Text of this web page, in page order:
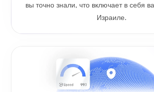
вы точно знали, что включает в себя
Израиле.